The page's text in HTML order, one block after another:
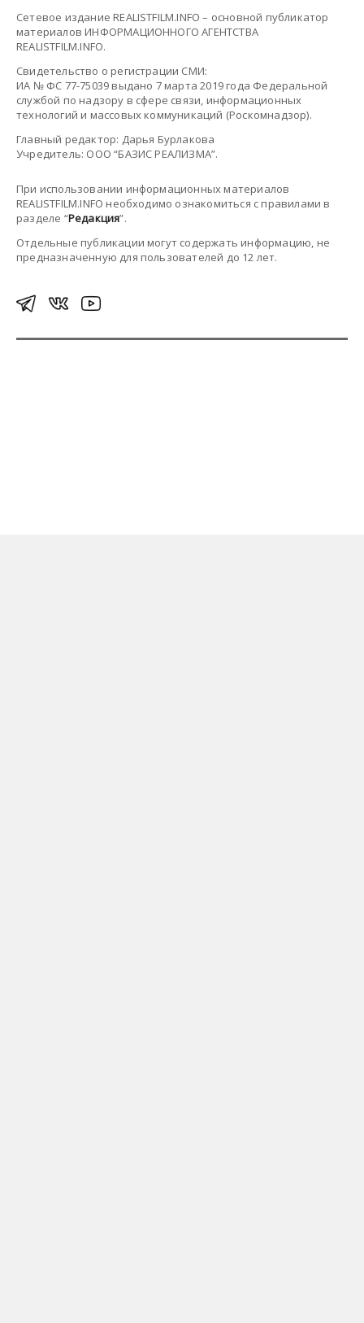
Сетевое издание REALISTFILM.INFO – основной публикатор
материалов ИНФОРМАЦИОННОГО АГЕНТСТВА
REALISTFILM.INFO.
Свидетельство о регистрации СМИ:
ИА № ФС 77-75039 выдано 7 марта 2019 года Федеральной
службой по надзору в сфере связи, информационных
технологий и массовых коммуникаций (Роскомнадзор).
Главный редактор: Дарья Бурлакова
Учредитель: ООО “БАЗИС РЕАЛИЗМА”.
При использовании информационных материалов
REALISTFILM.INFO необходимо ознакомиться с правилами в
разделе “Редакция”.
Отдельные публикации могут содержать информацию, не
предназначенную для пользователей до 12 лет.